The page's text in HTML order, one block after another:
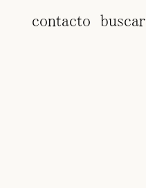
contacto buscar